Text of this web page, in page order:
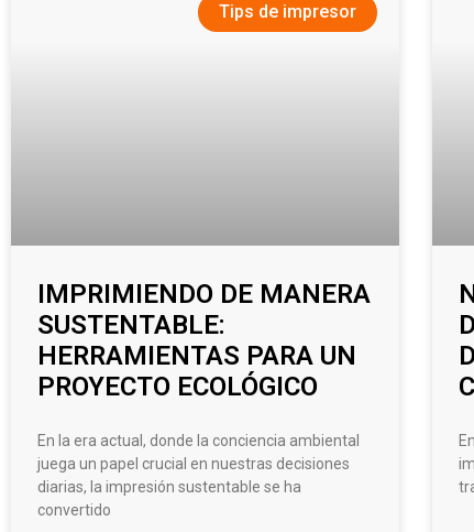
Tips de impresor
IMPRIMIENDO DE MANERA
SUSTENTABLE:
HERRAMIENTAS PARA UN
PROYECTO ECOLÓGICO
En la era actual, donde la conciencia ambiental
juega un papel crucial en nuestras decisiones
diarias, la impresión sustentable se ha
convertido